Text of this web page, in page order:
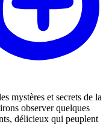
mystères et secrets de la
observer quelques
délicieux qui peuplent